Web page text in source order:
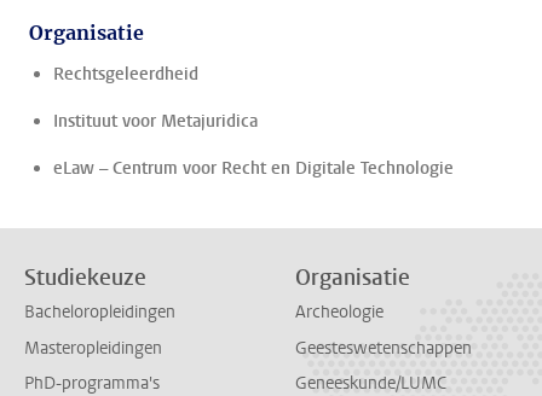
Organisatie
Rechtsgeleerdheid
Instituut voor Metajuridica
eLaw – Centrum voor Recht en Digitale Technologie
Studiekeuze
Bacheloropleidingen
Masteropleidingen
PhD-programma's
Organisatie
Archeologie
Geesteswetenschappen
Geneeskunde/LUMC